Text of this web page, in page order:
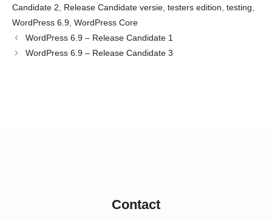
Candidate 2, Release Candidate versie, testers edition, testing,
WordPress 6.9, WordPress Core
WordPress 6.9 – Release Candidate 1
WordPress 6.9 – Release Candidate 3
Contact